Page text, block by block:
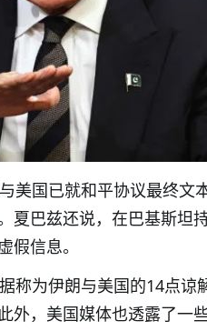
美国已就和平协议最终文
巴兹还说，在巴基斯坦
假信息。
称为伊朗与美国的14点谅
外，美国媒体也透露了一